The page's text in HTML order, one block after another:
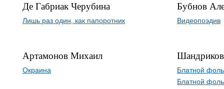
Де Габриак Черубина
Лишь раз один, как папоротник
Артамонов Михаил
Окраина
Бубнов
Видеопоэдив
Блатной
Блатной